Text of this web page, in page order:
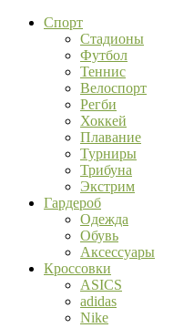
Спорт
Стадионы
Футбол
Теннис
Велоспорт
Регби
Хоккей
Плавание
Турниры
Трибуна
Экстрим
Гардероб
Одежда
Обувь
Аксессуары
Кроссовки
ASICS
adidas
Nike